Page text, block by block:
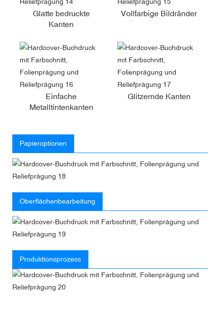
Glatte bedruckte
Kanten
Vollfarbige Bildränder
Einfache
Metalltintenkanten
Glitzernde Kanten
Papieroptionen
Oberflächenbearbeitung
Produktionsprozess